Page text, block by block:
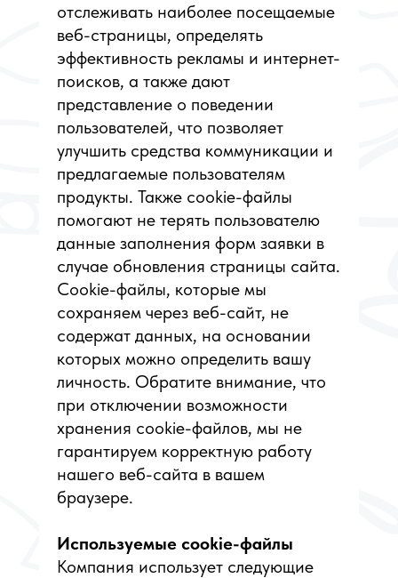
отслеживать наиболее посещаемые
веб-страницы, определять
эффективность рекламы и интернет-
поисков, а также дают
представление о поведении
пользователей, что позволяет
улучшить средства коммуникации и
предлагаемые пользователям
продукты. Также cookie-файлы
помогают не терять пользователю
данные заполнения форм заявки в
случае обновления страницы сайта.
Cookie-файлы, которые мы
сохраняем через веб-сайт, не
содержат данных, на основании
которых можно определить вашу
личность. Обратите внимание, что
при отключении возможности
хранения cookie-файлов, мы не
гарантируем корректную работу
нашего веб-сайта в вашем
браузере.
Используемые cookie-файлы
Компания использует следующие